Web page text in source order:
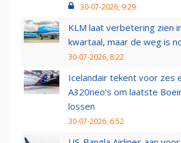
30-07-2026, 9:29
KLM laat verbetering zien
kwartaal, maar de weg is
30-07-2026, 8:22
Icelandair tekent voor zes
A320neo's om laatste
lossen
30-07-2026, 6:52